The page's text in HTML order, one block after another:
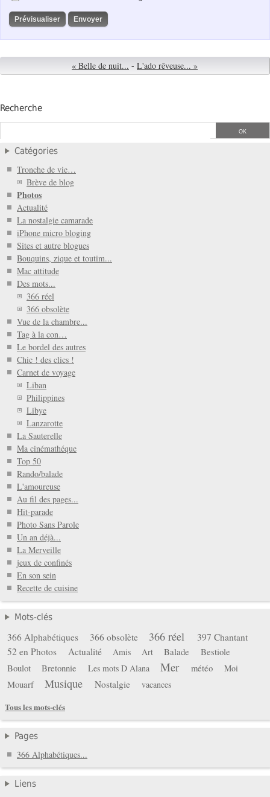
« Belle de nuit... - L'ado rêveuse... »
Recherche
Catégories
Tronche de vie…
Brève de blog
Photos
Actualité
La nostalgie camarade
iPhone micro bloging
Sites et autre blogues
Bouquins, zique et toutim...
Mac attitude
Des mots...
366 réel
366 obsolète
Vue de la chambre...
Tag à la con…
Le bordel des autres
Chic ! des clics !
Carnet de voyage
Liban
Philippines
Libye
Lanzarotte
La Sauterelle
Ma cinémathéque
Top 50
Rando/balade
L'amoureuse
Au fil des pages...
Hit-parade
Photo Sans Parole
Un an déjà...
La Merveille
jeux de confinés
En son sein
Recette de cuisine
Mots-clés
366 Alphabétiques 366 obsolète 366 réel
397 Chantant
52 en Photos
Actualité Amis Art Balade
Bestiole
Boulot
Bretonnie Les mots D Alana Mer météo Moi
Mouarf Musique Nostalgie
vacances
Tous les mots-clés
Pages
366 Alphabétiques...
Liens